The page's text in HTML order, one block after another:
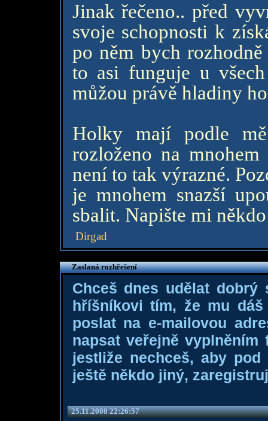
Jinak řečeno.. před
svoje schopnosti k
po něm bych
to asi funguje u
můžou právě hladiny
Holky mají podle
rozloženo na
není to tak výrazné.
je mnohem snazší
sbalit. Napište mi
Dirgad
Zaslaná rozhřešení
Chceš dnes udělat dobrý
hříšníkovi tím, že mu
poslat na e-mailovou
napsat veřejně
jestliže nechceš, aby
ještě někdo jiný,
25.11.2008 22:26:57